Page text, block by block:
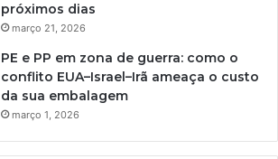
próximos dias
março 21, 2026
PE e PP em zona de guerra: como o
conflito EUA–Israel–Irã ameaça o custo
da sua embalagem
março 1, 2026